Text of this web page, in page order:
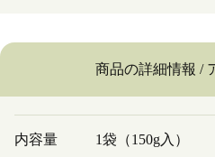
商品の詳細情報 /
内容量 1袋（150g入）